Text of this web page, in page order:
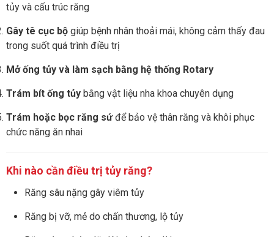
tủy và cấu trúc răng
Gây tê cục bộ giúp bệnh nhân thoải mái, không cảm thấy đau
trong suốt quá trình điều trị
Mở ống tủy và làm sạch bằng hệ thống Rotary
Trám bít ống tủy bằng vật liệu nha khoa chuyên dụng
Trám hoặc bọc răng sứđể bảo vệ thân răng và khôi phục
chức năng ăn nhai
Khi nào cần điều trị tủy răng?
Răng sâu nặng gây viêm tủy
Răng bị vỡ, mẻ do chấn thương, lộ tủy